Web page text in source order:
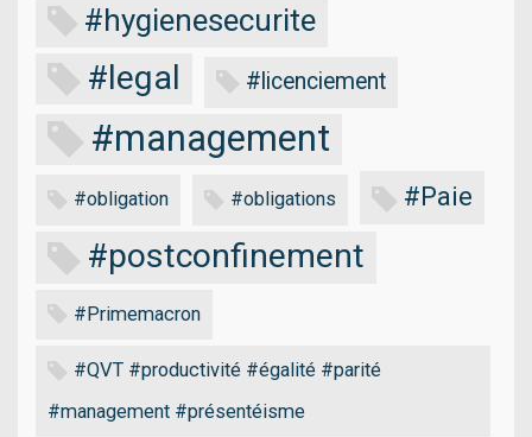
#hygienesecurite
#legal #licenciement
#management
#obligation #obligations #Paie
#postconfinement
#Primemacron
#QVT #productivité #égalité #parité
#management #présentéisme